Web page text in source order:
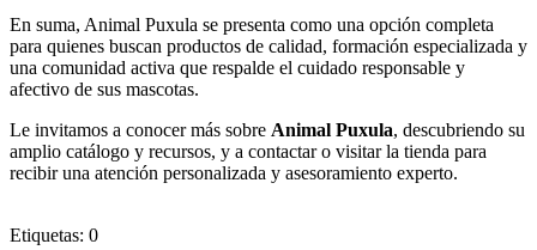
En suma, Animal Puxula se presenta como una opción completa
para quienes buscan productos de calidad, formación especializada y
una comunidad activa que respalde el cuidado responsable y
afectivo de sus mascotas.
Le invitamos a conocer más sobre Animal Puxula, descubriendo su
amplio catálogo y recursos, y a contactar o visitar la tienda para
recibir una atención personalizada y asesoramiento experto.
Etiquetas: 0